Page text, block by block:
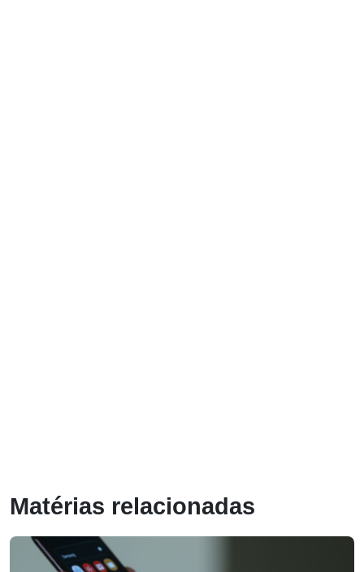
Matérias relacionadas